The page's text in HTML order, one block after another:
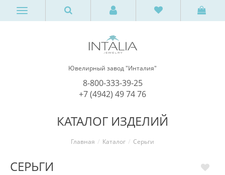
Ювелирный завод "Инталия"
8-800-333-39-25
+7 (4942) 49 74 76
КАТАЛОГ ИЗДЕЛИЙ
Главная Каталог Серьги
СЕРЬГИ